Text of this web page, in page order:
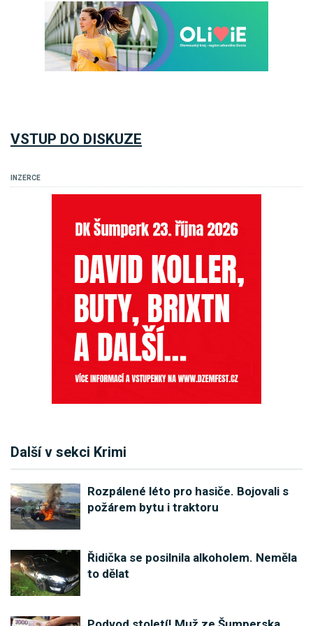
VSTUP DO DISKUZE
INZERCE
Další v sekci Krimi
Rozpálené léto pro hasiče. Bojovali s
požárem bytu i traktoru
Řidička se posilnila alkoholem. Neměla
to dělat